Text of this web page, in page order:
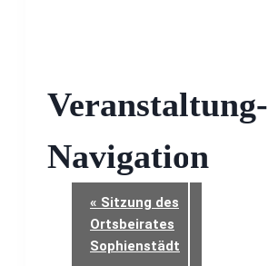
Veranstaltung-
Navigation
« Sitzung des
Ortsbeirates
Sophienstädt